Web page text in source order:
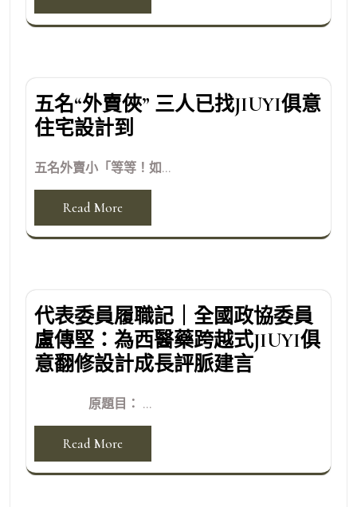
五名“外賣俠” 三人已找JIUYI俱意
住宅設計到
五名外賣小「等等！如...
Read More
代表委員履職記｜全國政協委員
盧傳堅：為西醫藥跨越式JIUYI俱
意翻修設計成長評脈建言
原題目： ...
Read More